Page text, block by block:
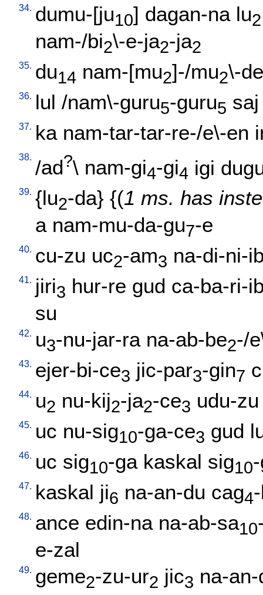
34. dumu-[ju10] dagan-na lu2
nam-/bi2\-e-ja2-ja2
35. du14 nam-[mu2]-/mu2\-de
36. lul /nam\-guru5-guru5 saj
37. ka nam-tar-tar-re-/e\-en
38. /ad?\ nam-gi4-gi4 igi
39. {lu2-da} {(1 ms. has
a nam-mu-da-gu7-e
40. cu-zu uc2-am3 na-di-ni-
41. jiri3 hur-re gud ca-ba-ri-
su
42. u3-nu-jar-ra na-ab-be2-/e
43. ejer-bi-ce3 jic-par3-gin7
44. u2 nu-kij2-ja2-ce3 udu-zu
45. uc nu-sig10-ga-ce3 gud
46. uc sig10-ga kaskal sig10
47. kaskal ji6 na-an-du cag4
48. ance edin-na na-ab-sa10
e-zal
49. geme2-zu-ur2 jic3 na-an-